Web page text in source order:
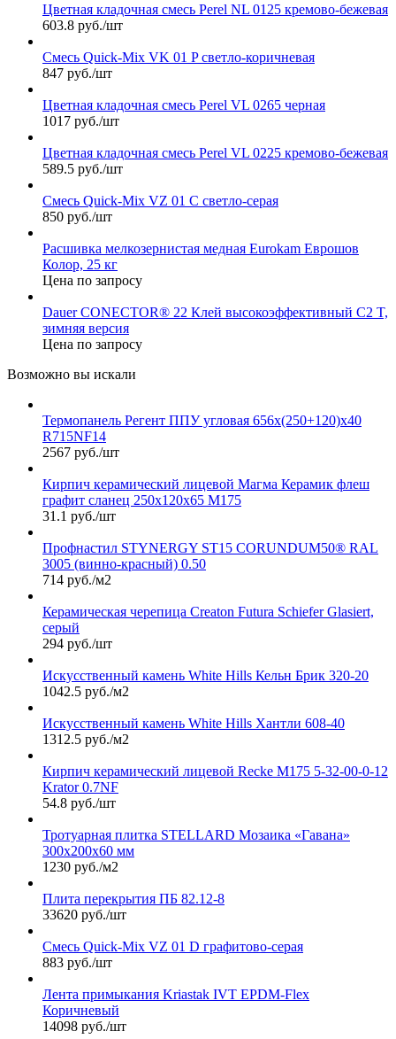
Цветная кладочная смесь Perel NL 0125 кремово-бежевая
603.8 руб./шт
Смесь Quick-Mix VK 01 P светло-коричневая
847 руб./шт
Цветная кладочная смесь Perel VL 0265 черная
1017 руб./шт
Цветная кладочная смесь Perel VL 0225 кремово-бежевая
589.5 руб./шт
Смесь Quick-Mix VZ 01 C светло-серая
850 руб./шт
Расшивка мелкозернистая медная Eurokam Еврошов
Колор, 25 кг
Цена по запросу
Dauer CONECTOR® 22 Клей высокоэффективный С2 T,
зимняя версия
Цена по запросу
Возможно вы искали
Термопанель Регент ППУ угловая 656х(250+120)х40
R715NF14
2567 руб./шт
Кирпич керамический лицевой Магма Керамик флеш
графит сланец 250х120х65 М175
31.1 руб./шт
Профнастил STYNERGY ST15 CORUNDUM50® RAL
3005 (винно-красный) 0.50
714 руб./м2
Керамическая черепица Сreaton Futura Schiefer Glasiert,
серый
294 руб./шт
Искусственный камень White Hills Кельн Брик 320-20
1042.5 руб./м2
Искусственный камень White Hills Хантли 608-40
1312.5 руб./м2
Кирпич керамический лицевой Recke М175 5-32-00-0-12
Krator 0.7NF
54.8 руб./шт
Тротуарная плитка STELLARD Мозаика «Гавана»
300х200х60 мм
1230 руб./м2
Плита перекрытия ПБ 82.12-8
33620 руб./шт
Смесь Quick-Mix VZ 01 D графитово-серая
883 руб./шт
Лента примыкания Kriastak IVT EPDM-Flex
Коричневый
14098 руб./шт